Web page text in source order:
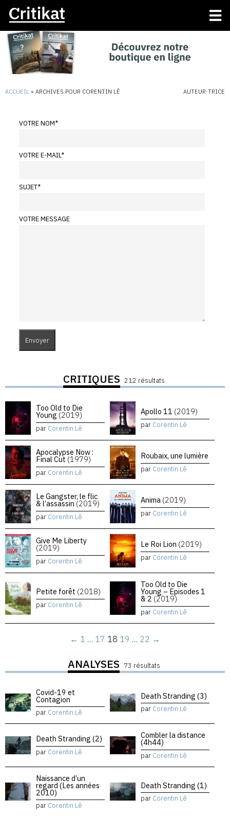
ACCUEIL » ARCHIVES POUR CORENTIN LÊ AUTEUR·TRICE
VOTRE NOM*
VOTRE E-MAIL*
SUJET*
VOTRE MESSAGE
CRITIQUES 212 résultats
Too Old to Die
Young (2019)
par Corentin Lê
Apollo 11 (2019)
par Corentin Lê
Apocalypse Now :
Final Cut (1979)
par Corentin Lê
Roubaix, une lumière
par Corentin Lê
Le Gangster, le flic
& l’assassin (2019)
par Corentin Lê
Anima (2019)
par Corentin Lê
Give Me Liberty
(2019)
par Corentin Lê
Le Roi Lion (2019)
par Corentin Lê
Petite forêt (2018)
par Corentin Lê
Too Old to Die
Young – Episodes 1
& 2 (2019)
par Corentin Lê
← 1 … 17 18 19 … 22 →
ANALYSES 73 résultats
Covid-19 et
Contagion
par Corentin Lê
Death Stranding (3)
par Corentin Lê
Death Stranding (2)
par Corentin Lê
Combler la distance
(4h44)
par Corentin Lê
Naissance d’un
regard (Les années
2010)
par Corentin Lê
Death Stranding (1)
par Corentin Lê